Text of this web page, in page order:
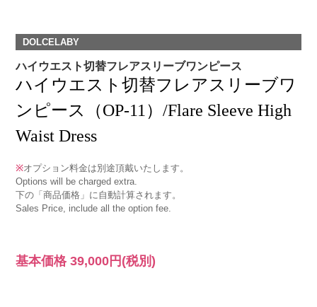
DOLCELABY
ハイウエスト切替フレアスリーブワンピース
ハイウエスト切替フレアスリーブワ
ンピース（OP-11）/Flare Sleeve High
Waist Dress
※オプション料金は別途頂戴いたします。
Options will be charged extra.
下の「商品価格」に自動計算されます。
Sales Price, include all the option fee.
基本価格39,000円 (税別)